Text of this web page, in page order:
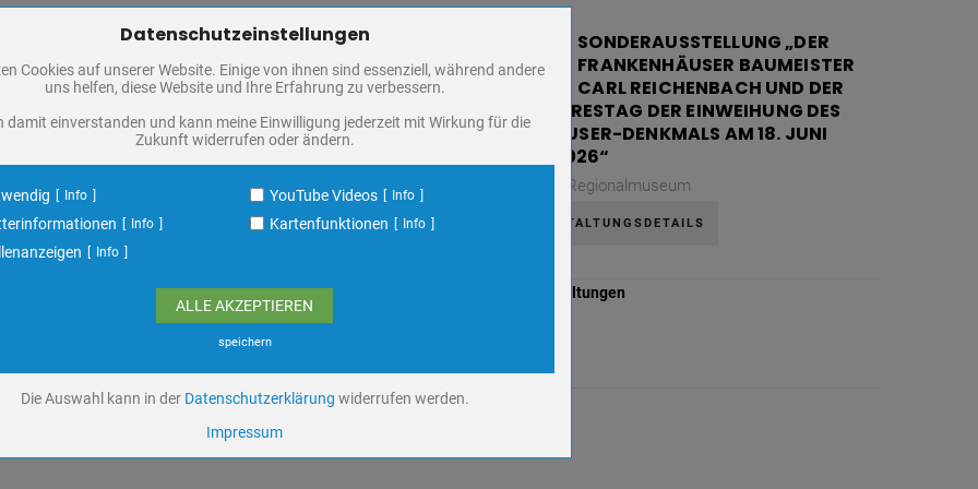
AUG.
SONDERAUSSTELLUNG „DER
FRANKENHÄUSER BAUMEISTER
CARL REICHENBACH UND DER
130. JAHRESTAG DER EINWEIHUNG DES
KYFFHÄUSER-DENKMALS AM 18. JUNI
1896 / 2026“
Regionalmuseum
VERANSTALTUNGSDETAILS
Alle Veranstaltungen
Zum Betrieb der Seite notwendige Cookies / Drittanbieter:
PHP Session Cookie
Absicherung Kontaktformular / SPAM Schutz
Cookiespeicherung Entscheidungscookie
Eigentümer dieser Website
Speichert die Einstellungen der Besucher bezüglich der Speicherung von Cookies.
YouTube Videos / Dies ist ein Video Dienst von Google
Datenschutzeinstellungen
Cookies auf unserer Website. Einige von ihnen sind essenziell, während andere
uns helfen, diese Website und Ihre Erfahrung zu verbessern.
damit einverstanden und kann meine Einwilligung jederzeit mit Wirkung für die
Zukunft widerrufen oder ändern.
Info YouTube Videos Info
Info Kartenfunktionen Info
Info
ALLE AKZEPTIEREN
speichern
Die Auswahl kann in der Datenschutzerklärung widerrufen werden.
Impressum